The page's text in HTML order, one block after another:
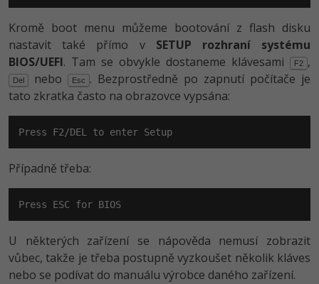
Kromě boot menu můžeme bootování z flash disku
nastavit také přímo v SETUP rozhraní systému
BIOS/UEFI. Tam se obvykle dostaneme klávesami F2 ,
Del nebo Esc
. Bezprostředně po zapnutí počítače je
tato zkratka často na obrazovce vypsána:
Press F2/DEL to enter Setup
Případně třeba:
Press ESC for BIOS
U některých zařízení se nápověda nemusí zobrazit
vůbec, takže je třeba postupně vyzkoušet několik kláves
nebo se podívat do manuálu výrobce daného zařízení.